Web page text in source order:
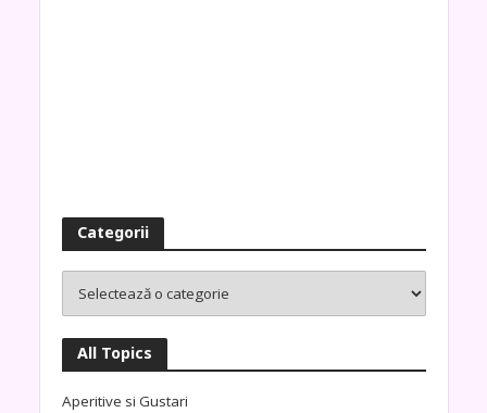
Categorii
All Topics
Aperitive si Gustari